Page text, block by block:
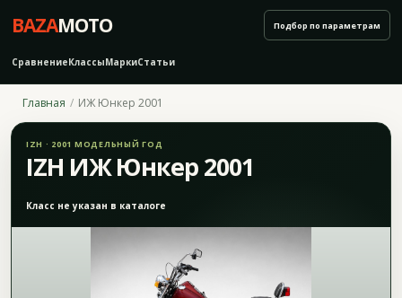
BAZAMOTO
СравнениеКлассыМаркиСтатьи
Подбор по параметрам
Главная ИЖ Юнкер 2001
IZH · 2001 МОДЕЛЬНЫЙ ГОД
IZH ИЖ Юнкер 2001
Класс не указан в каталоге